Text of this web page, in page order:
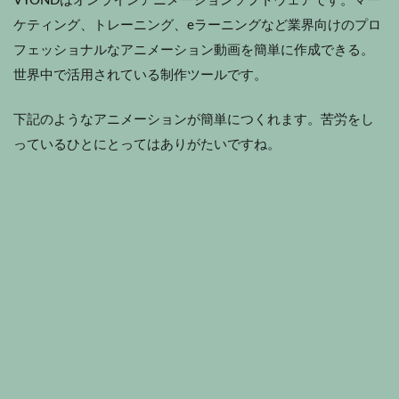
ケティング、トレーニング、eラーニングなど業界向けのプロ
フェッショナルなアニメーション動画を簡単に作成できる。
世界中で活用されている制作ツールです。
下記のようなアニメーションが簡単につくれます。苦労をし
っているひとにとってはありがたいですね。